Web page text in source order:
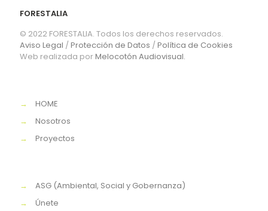
FORESTALIA
© 2022 FORESTALIA. Todos los derechos reservados.
Aviso Legal / Protección de Datos / Política de Cookies
Web realizada porMelocotón Audiovisual.
→
HOME
→
Nosotros
→
Proyectos
→
ASG (Ambiental, Social y Gobernanza)
→
Únete